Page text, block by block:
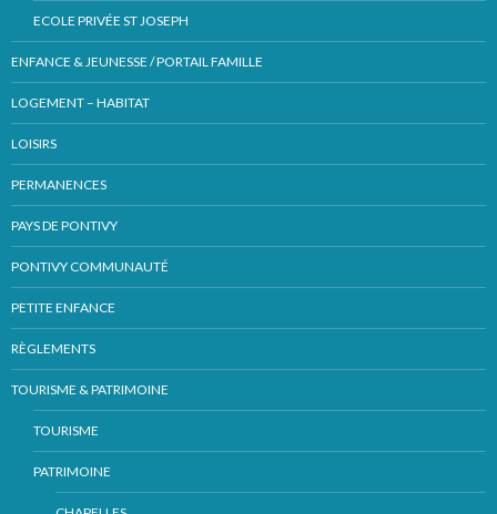
ECOLE PRIVÉE ST JOSEPH
ENFANCE & JEUNESSE / PORTAIL FAMILLE
LOGEMENT – HABITAT
LOISIRS
PERMANENCES
PAYS DE PONTIVY
PONTIVY COMMUNAUTÉ
PETITE ENFANCE
RÈGLEMENTS
TOURISME & PATRIMOINE
TOURISME
PATRIMOINE